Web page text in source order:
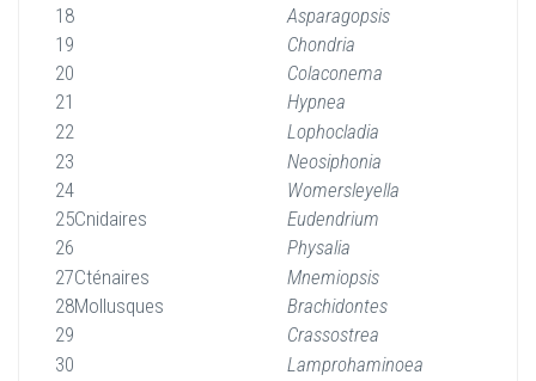
18
Asparagopsis
19
Chondria
20
Colaconema
21
Hypnea
22
Lophocladia
23
Neosiphonia
24
Womersleyella
25Cnidaires
Eudendrium
26
Physalia
27Cténaires
Mnemiopsis
28Mollusques
Brachidontes
29
Crassostrea
30
Lamprohaminoea